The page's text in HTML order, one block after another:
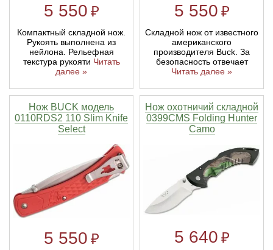
5 550 ₽
Компактный складной нож.
Рукоять выполнена из
нейлона. Рельефная
текстура рукояти Читать
далее »
5 550 ₽
Складной нож от известного
американского
производителя Buck. За
безопасность отвечает
Читать далее »
Нож BUCK модель
0110RDS2 110 Slim Knife
Select
5 550 ₽
Нож охотничий складной
0399CMS Folding Hunter
Camo
5 640 ₽